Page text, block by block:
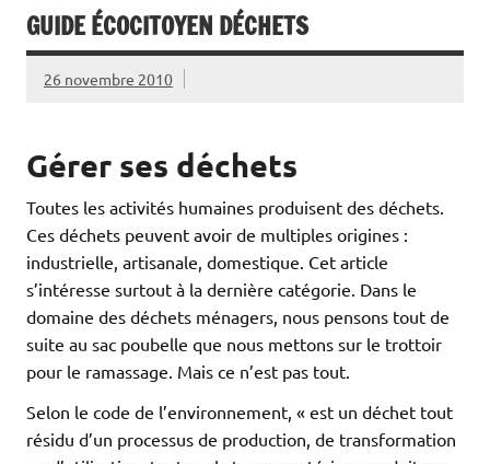
GUIDE ÉCOCITOYEN DÉCHETS
26 novembre 2010
Gérer ses déchets
Toutes les activités humaines produisent des déchets.
Ces déchets peuvent avoir de multiples origines :
industrielle, artisanale, domestique. Cet article
s’intéresse surtout à la dernière catégorie. Dans le
domaine des déchets ménagers, nous pensons tout de
suite au sac poubelle que nous mettons sur le trottoir
pour le ramassage. Mais ce n’est pas tout.
Selon le code de l’environnement, « est un déchet tout
résidu d’un processus de production, de transformation